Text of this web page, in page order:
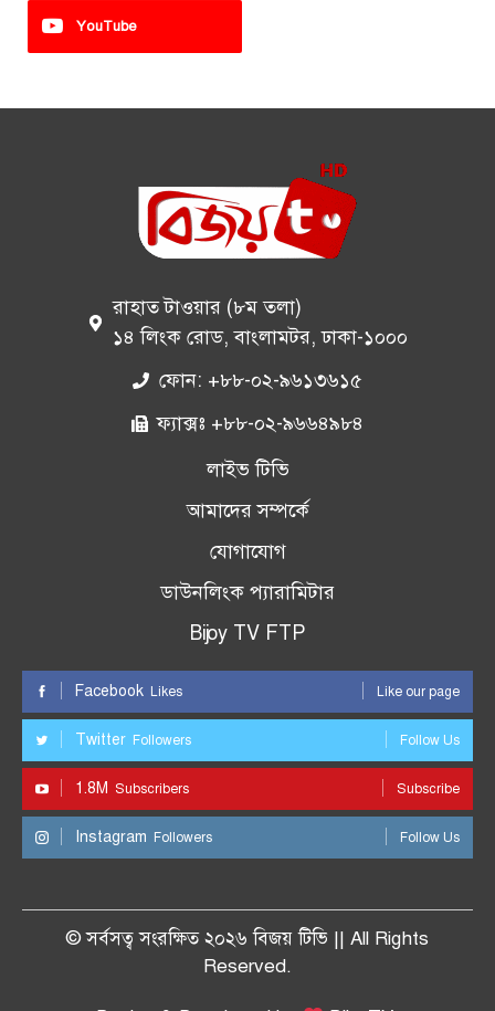
YouTube
রাহাত টাওয়ার (৮ম তলা)
১৪ লিংক রোড, বাংলামটর, ঢাকা-১০০০
ফোন: +৮৮-০২-৯৬১৩৬১৫
ফ্যাক্সঃ +৮৮-০২-৯৬৬৪৯৮৪
লাইভ টিভি
আমাদের সম্পর্কে
যোগাযোগ
ডাউনলিংক প্যারামিটার
Bijoy TV FTP
Facebook Likes Like our page
Twitter Followers Follow Us
1.8M Subscribers Subscribe
Instagram Followers Follow Us
© সর্বসত্ব সংরক্ষিত ২০২৬ বিজয় টিভি || All Rights
Reserved.